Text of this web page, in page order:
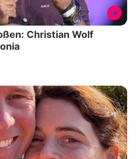
Christian Wolf